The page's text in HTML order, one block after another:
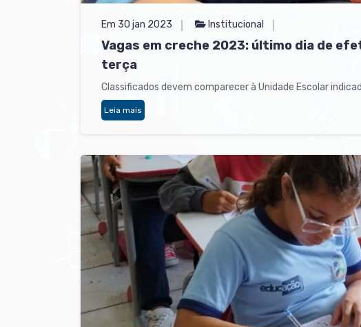
Em 30 jan 2023 Institucional
Vagas em creche 2023: último dia de
terça
Classificados devem comparecer à Unidade Escolar
Leia mais